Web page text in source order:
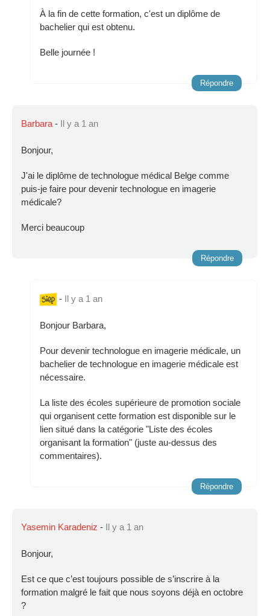
À la fin de cette formation, c'est un diplôme de
bachelier qui est obtenu.
Belle journée !
Répondre
Barbara - Il y a 1 an
Bonjour,
J'ai le diplôme de technologue médical Belge comme
puis-je faire pour devenir technologue en imagerie
médicale?
Merci beaucoup
Répondre
- Il y a 1 an
Bonjour Barbara,
Pour devenir technologue en imagerie médicale, un
bachelier de technologue en imagerie médicale est
nécessaire.
La liste des écoles supérieure de promotion sociale
qui organisent cette formation est disponible sur le
lien situé dans la catégorie "Liste des écoles
organisant la formation" (juste au-dessus des
commentaires).
Répondre
Yasemin Karadeniz - Il y a 1 an
Bonjour,
Est ce que c’est toujours possible de s’inscrire à la
formation malgré le fait que nous soyons déjà en octobre
?